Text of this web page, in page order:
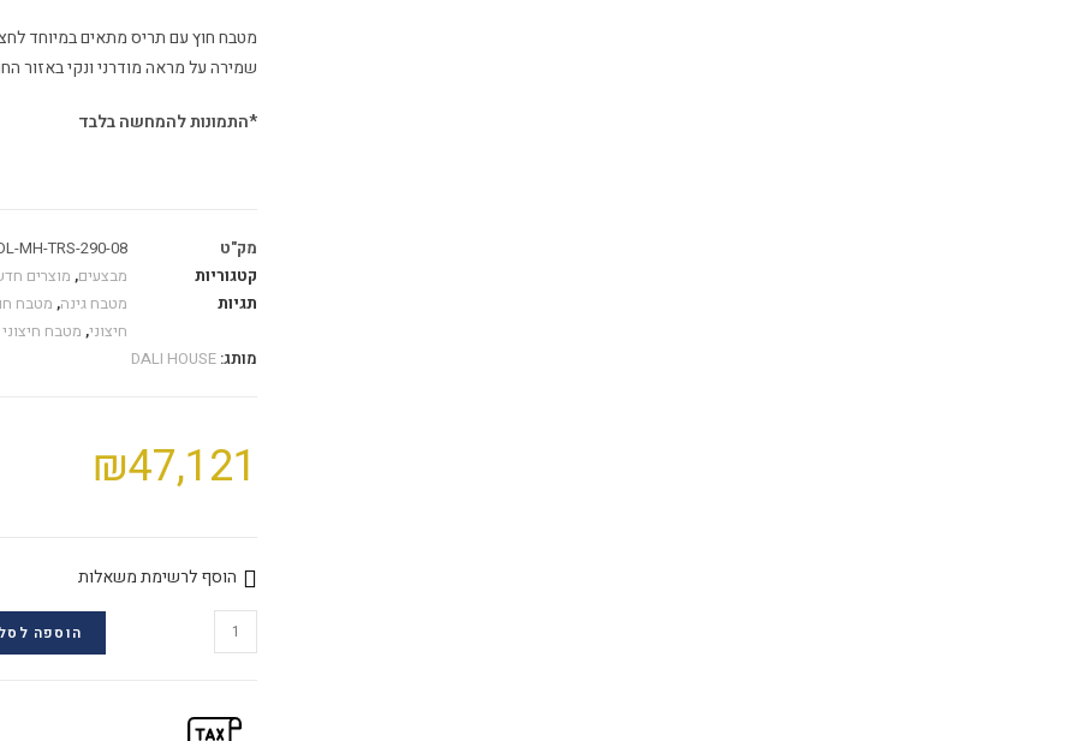
מטבח חוץ עם תריס מתאים במיוחד
שמירה על מראה מודרני ונקי באזור
*התמונות להמחשה בלבד
מק"ט
MH-TRS-290-08
קטגוריות
מבצעים, מוצרים
תגיות
מטבח גינה, מטבח
חיצוני, מטבח
מותג: DALI HOUSE
₪47,121
הוסף לרשימת משאלות
הוספה